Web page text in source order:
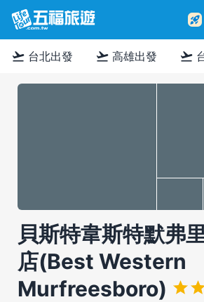
rocket_launch
flight_takeoff 台北出發 flight_takeoff 高雄出發 flight_takeoff
貝斯特韋斯特默弗
店(Best Western
Murfreesboro)